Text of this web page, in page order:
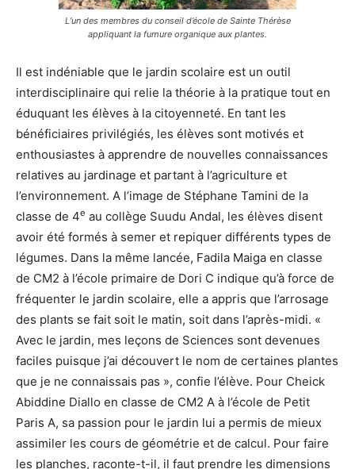
L’un des membres du conseil d’école de Sainte Thérèse
appliquant la fumure organique aux plantes.
Il est indéniable que le jardin scolaire est un outil
interdisciplinaire qui relie la théorie à la pratique tout en
éduquant les élèves à la citoyenneté. En tant les
bénéficiaires privilégiés, les élèves sont motivés et
enthousiastes à apprendre de nouvelles connaissances
relatives au jardinage et partant à l’agriculture et
l’environnement. A l’image de Stéphane Tamini de la
classe de 4e au collège Suudu Andal, les élèves disent
avoir été formés à semer et repiquer différents types de
légumes. Dans la même lancée, Fadila Maiga en classe
de CM2 à l’école primaire de Dori C indique qu’à force de
fréquenter le jardin scolaire, elle a appris que l’arrosage
des plants se fait soit le matin, soit dans l’après-midi. «
Avec le jardin, mes leçons de Sciences sont devenues
faciles puisque j’ai découvert le nom de certaines plantes
que je ne connaissais pas », confie l’élève. Pour Cheick
Abiddine Diallo en classe de CM2 A à l’école de Petit
Paris A, sa passion pour le jardin lui a permis de mieux
assimiler les cours de géométrie et de calcul. Pour faire
les planches, raconte-t-il, il faut prendre les dimensions